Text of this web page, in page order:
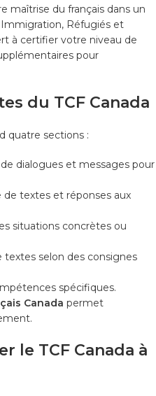
maîtrise du français dans un
Réfugiés et
à certifier votre niveau de
pour
du TCF Canada
quatre sections :
dialogues et messages pour
de textes et réponses aux
situations concrètes ou
textes selon des consignes
spécifiques.
Canada permet
le TCF Canada à